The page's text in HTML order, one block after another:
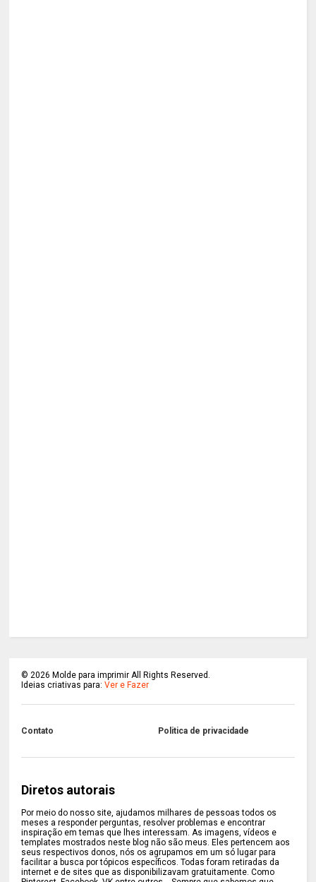
©2026 Molde para imprimir All Rights Reserved.
Ideias criativas para:Ver e Fazer
Contato Politica de privacidade
Diretos autorais
Por meio do nosso site, ajudamos milhares de pessoas todos os
meses a responder perguntas, resolver problemas e encontrar
inspiração em temas que lhes interessam. As imagens, vídeos e
templates mostrados neste blog não são meus. Eles pertencem aos
seus respectivos donos, nós os agrupamos em um só lugar para
facilitar a busca por tópicos específicos. Todas foram retiradas da
internet e de sites que as disponibilizavam gratuitamente. Como